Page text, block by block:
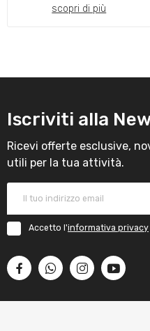
scopri di più
Iscriviti alla
Ricevi offerte esclusive,
utili per la tua attività.
Accetto l'informativa privacy